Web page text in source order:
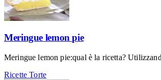
Meringue lemon pie
Meringue lemon pie:qual è la ricetta?
RicetteTorte